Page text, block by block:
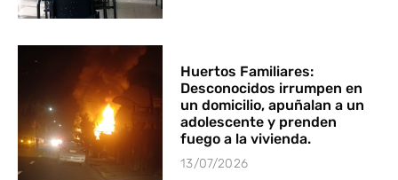
Huertos Familiares:
Desconocidos irrumpen en
un domicilio, apuñalan a un
adolescente y prenden
fuego a la vivienda.
13/07/2026